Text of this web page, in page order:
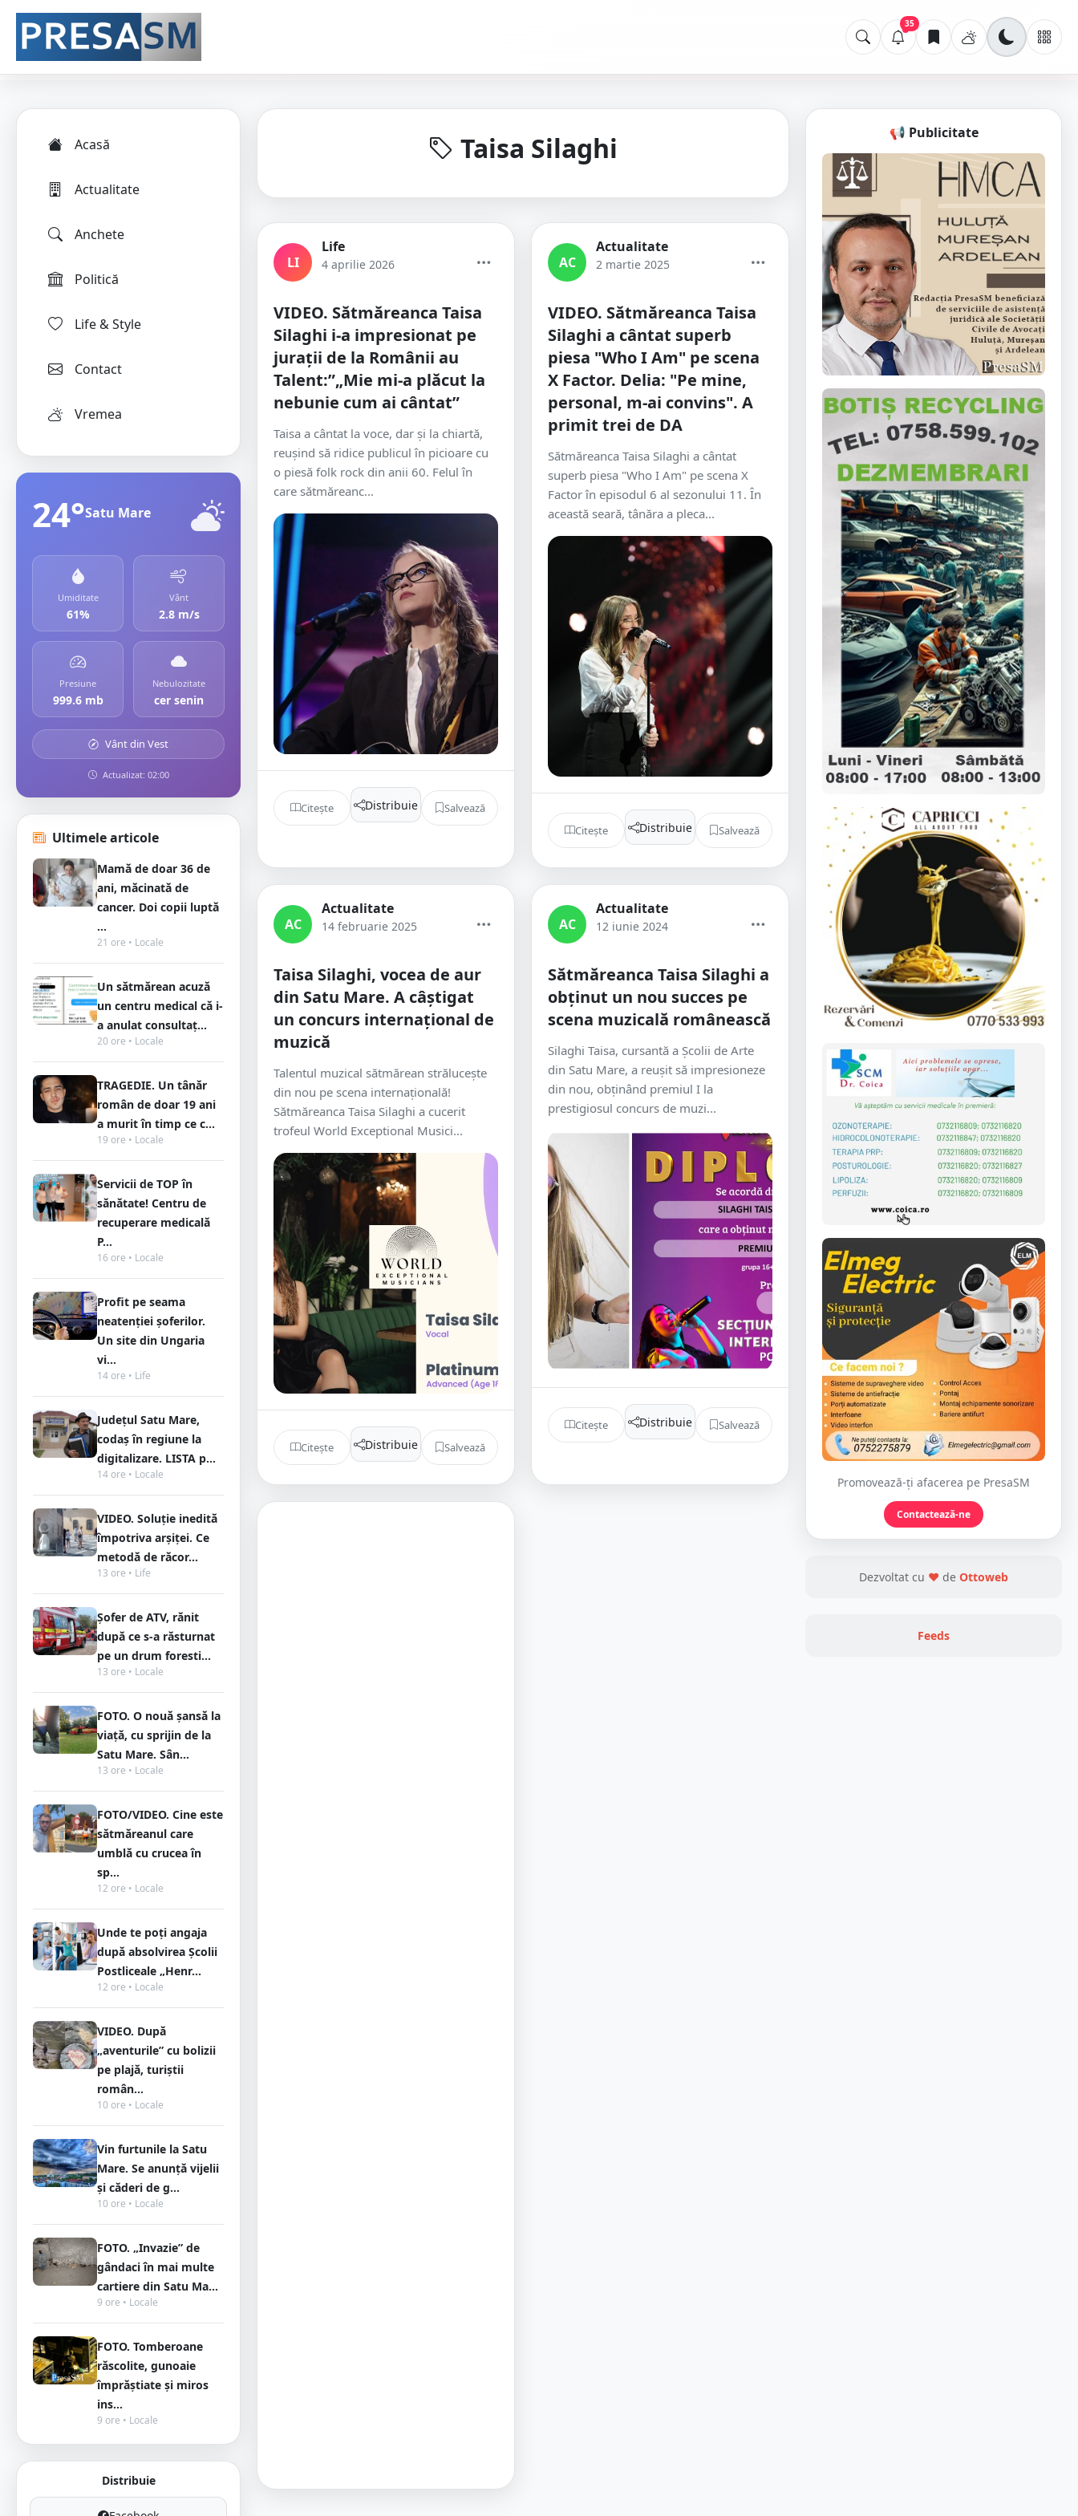
35
Acasă
Actualitate
Anchete
Politică
Life & Style
Contact
Vremea
24°Satu Mare
Umiditate
61%
Vânt
2.8 m/s
Presiune
999.6 mb
Nebulozitate
cer senin
Vânt din Vest
Actualizat: 02:00
Ultimele articole
Mamă de doar 36 de
ani, măcinată de
cancer. Doi copii luptă
...
21 ore • Locale
Un sătmărean acuză
un centru medical că i-
a anulat consultaț...
20 ore • Locale
TRAGEDIE. Un tânăr
român de doar 19 ani
a murit în timp ce c...
19 ore • Locale
Servicii de TOP în
sănătate! Centru de
recuperare medicală
P...
16 ore • Locale
Profit pe seama
neatenției șoferilor.
Un site din Ungaria
vi...
14 ore • Life
Județul Satu Mare,
codaș în regiune la
digitalizare. LISTA p...
14 ore • Locale
VIDEO. Soluție inedită
împotriva arșiței. Ce
metodă de răcor...
13 ore • Life
Șofer de ATV, rănit
după ce s-a răsturnat
pe un drum foresti...
13 ore • Locale
FOTO. O nouă șansă la
viață, cu sprijin de la
Satu Mare. Sân...
13 ore • Locale
FOTO/VIDEO. Cine este
sătmăreanul care
umblă cu crucea în
sp...
12 ore • Locale
Unde te poți angaja
după absolvirea Școlii
Postliceale „Henr...
12 ore • Locale
VIDEO. După
„aventurile” cu bolizii
pe plajă, turiștii
român...
10 ore • Locale
Vin furtunile la Satu
Mare. Se anunță vijelii
și căderi de g...
10 ore • Locale
FOTO. „Invazie” de
gândaci în mai multe
cartiere din Satu Ma...
9 ore • Locale
FOTO. Tomberoane
răscolite, gunoaie
împrăștiate și miros
ins...
9 ore • Locale
Distribuie
Taisa Silaghi
LI
Life
4 aprilie 2026
VIDEO. Sătmăreanca Taisa
Silaghi i-a impresionat pe
jurații de la Românii au
Talent:”„Mie mi-a plăcut la
nebunie cum ai cântat”
Taisa a cântat la voce, dar și la chiartă,
reușind să ridice publicul în picioare cu
o piesă folk rock din anii 60. Felul în
care sătmăreanc...
Citește Distribuie Salvează
AC
Actualitate
2 martie 2025
VIDEO. Sătmăreanca Taisa
Silaghi a cântat superb
piesa "Who I Am" pe scena
X Factor. Delia: "Pe mine,
personal, m-ai convins". A
primit trei de DA
Sătmăreanca Taisa Silaghi a cântat
superb piesa "Who I Am" pe scena X
Factor în episodul 6 al sezonului 11. În
această seară, tânăra a pleca...
Citește Distribuie Salvează
AC
Actualitate
14 februarie 2025
Taisa Silaghi, vocea de aur
din Satu Mare. A câștigat
un concurs internațional de
muzică
Talentul muzical sătmărean strălucește
din nou pe scena internațională!
Sătmăreanca Taisa Silaghi a cucerit
trofeul World Exceptional Musici...
Citește Distribuie Salvează
AC
Actualitate
12 iunie 2024
Sătmăreanca Taisa Silaghi a
obținut un nou succes pe
scena muzicală românească
Silaghi Taisa, cursantă a Școlii de Arte
din Satu Mare, a reușit să impresioneze
din nou, obținând premiul I la
prestigiosul concurs de muzi...
Citește Distribuie Salvează
📢 Publicitate
Promovează-ți afacerea pe PresaSM
Contactează-ne
Dezvoltat cu ❤ de Ottoweb
Feeds